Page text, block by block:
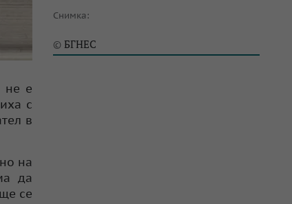
Снимка:
© БГНЕС
не е
с
в
на
да
се